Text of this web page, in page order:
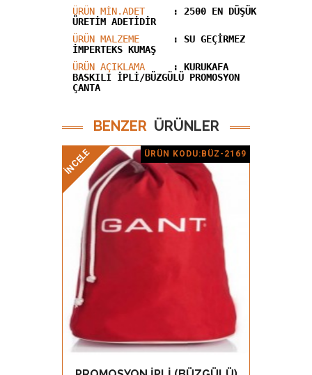
ÜRÜN MİN.ADET
: 2500 EN DÜŞÜK
ÜRETİM ADETİDİR
ÜRÜN MALZEME
: SU GEÇIRMEZ
İMPERTEKS KUMAŞ
ÜRÜN AÇIKLAMA
: KURUKAFA
BASKILI İPLI/BÜZGÜLÜ PROMOSYON
ÇANTA
BENZER ÜRÜNLER
İNCELE ÜRÜN KODU:BÜZ-2169
GÖZ AT